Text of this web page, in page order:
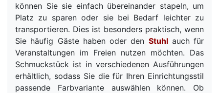
können Sie sie einfach übereinander stapeln, um
Platz zu sparen oder sie bei Bedarf leichter zu
transportieren. Dies ist besonders praktisch, wenn
Sie häufig Gäste haben oder den Stuhlauch für
Veranstaltungen im Freien nutzen möchten. Das
Schmuckstück ist in verschiedenen Ausführungen
erhältlich, sodass Sie die für Ihren Einrichtungsstil
passende Farbvariante auswählen können. Ob